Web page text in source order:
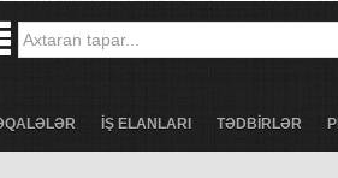
İŞ ELANLARI TƏDBİRLƏR